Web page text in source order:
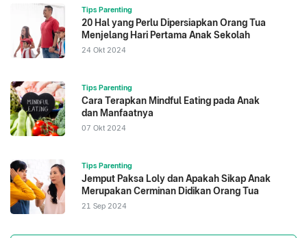
Tips Parenting
20 Hal yang Perlu Dipersiapkan Orang Tua
Menjelang Hari Pertama Anak Sekolah
24 Okt 2024
Tips Parenting
Cara Terapkan Mindful Eating pada Anak
dan Manfaatnya
07 Okt 2024
Tips Parenting
Jemput Paksa Loly dan Apakah Sikap Anak
Merupakan Cerminan Didikan Orang Tua
21 Sep 2024